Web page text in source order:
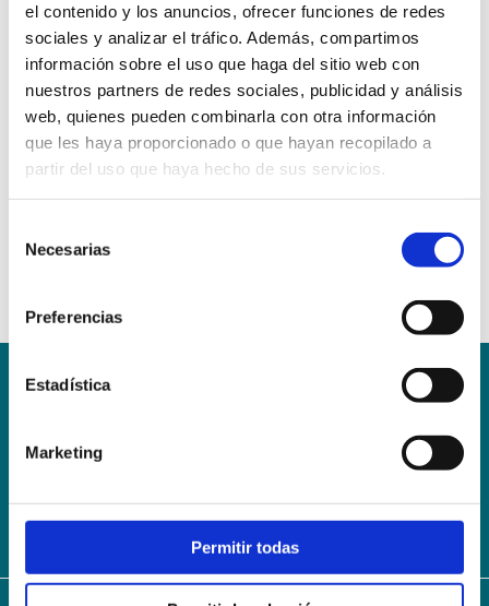
el contenido y los anuncios, ofrecer funciones de redes
sociales y analizar el tráfico. Además, compartimos
información sobre el uso que haga del sitio web con
nuestros partners de redes sociales, publicidad y análisis
web, quienes pueden combinarla con otra información
que les haya proporcionado o que hayan recopilado a
partir del uso que haya hecho de sus servicios.
Necesarias
Preferencias
Estadística
Marketing
Permitir todas
AVISO LEGAL – TÉRMINOS Y CONDICIONES DE SERVICIOS
Contacto
Webmail User Login